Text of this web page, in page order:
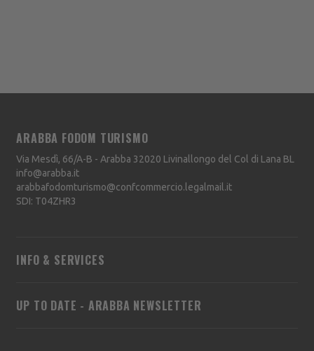
UP TO DATE - ARABBA NEWSLETTER
ARABBA FODOM TURISMO
Via Mesdì, 66/A-B - Arabba 32020 Livinallongo del Col di Lana BL
info@arabba.it
arabbafodomturismo@confcommercio.legalmail.it
SDI: T04ZHR3
INFO & SERVICES